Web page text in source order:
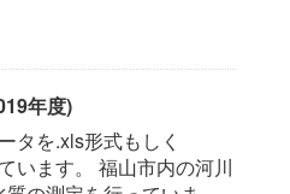
年度)
タを.xls形式もしく
います。 福山市内の河川